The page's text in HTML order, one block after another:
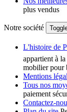
plus vendus
Notre société
L'histoire de
appartient à
mobilier pour
Mentions
Tous nos
paiement
Contactez-